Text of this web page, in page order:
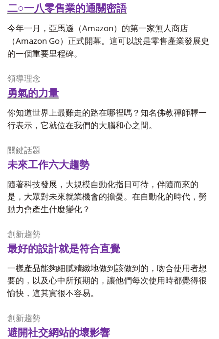
二○一八零售業的通關密語
今年一月，亞馬遜（Amazon）的第一家無人商店
（Amazon Go）正式開幕。這可以說是零售產業發展史
的一個重要里程碑。
領導理念
勇氣的力量
你知道世界上最難走的路在哪裡嗎？知名佛教禪師釋一
行表示，它就位在我們的大腦和心之間。
關鍵話題
未來工作六大趨勢
隨著科技發展，大規模自動化指日可待，伴隨而來的
是，大眾對未來就業機會的擔憂。在自動化的時代，勞
動力會產生什麼變化？
創新趨勢
最好的設計就是符合直覺
一樣產品能夠細膩精緻地做到該做到的，吻合使用者想
要的，以及心中所預期的，讓他們每次使用時都覺得很
愉快，這其實很不容易。
創新趨勢
避開社交網站的壞影響